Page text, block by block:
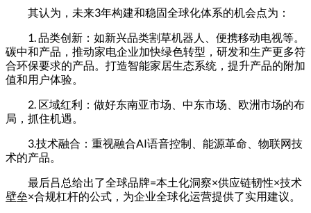
其认为，未来3年构建和稳固全球化体系的机会点为：
1. 品类创新：如新兴品类割草机器人、便携移动电视等。
碳中和产品，推动家电企业加快绿色转型，研发和生产更多符
合环保要求的产品。打造智能家居生态系统，提升产品的附加
值和用户体验。
2. 区域红利：做好东南亚市场、中东市场、欧洲市场的布
局，抓住机遇。
3.技术融合：重视融合AI语音控制、能源革命、物联网技
术的产品。
最后吕总给出了全球品牌=本土化洞察×供应链韧性×技术
壁垒×合规杠杆的公式，为企业全球化运营提供了实用建议。